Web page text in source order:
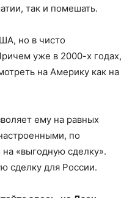
так и помешать.
но в чисто
уже в 2000-х годах,
на Америку как на
ему на равных
по
«выгодную сделку».
сделку для России.